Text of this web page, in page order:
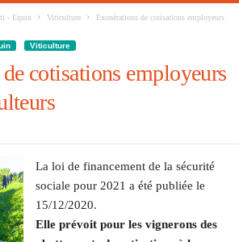
- Equin Viticulture
Exonérations de cotisations employeurs
Viticulture
cotisations employeurs
La loi de financement de la sécurité
sociale pour 2021 a été publiée le
15/12/2020.
Elle prévoit pour les vignerons des